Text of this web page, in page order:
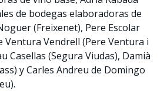
de bodegas elaboradoras de
(Freixenet), Pere Escolar
Ventura Vendrell (Pere Ventura i
Casellas (Segura Viudas), Damià
y Carles Andreu de Domingo